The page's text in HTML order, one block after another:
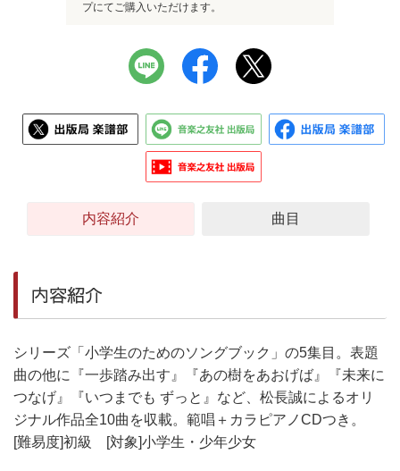
プにてご購入いただけます。
内容紹介 曲目
内容紹介
シリーズ「小学生のためのソングブック」の5集目。表題
曲の他に『一歩踏み出す』『あの樹をあおげば』『未来に
つなげ』『いつまでも ずっと』など、松長誠によるオリ
ジナル作品全10曲を収載。範唱＋カラピアノCDつき。
[難易度]初級 [対象]小学生・少年少女